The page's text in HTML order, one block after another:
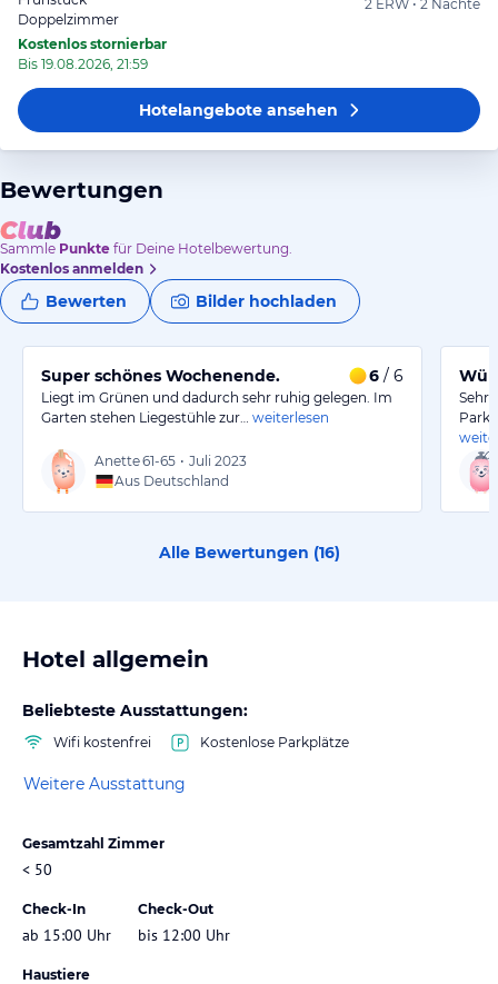
Doppelzimmer
Kostenlos stornierbar
Bis 19.08.2026, 21:59
2 ERW • 2 Nächte
Hotelangeboteansehen
Bewertungen
Sammle Punkte für Deine Hotelbewertung.
Kostenlos anmelden
Bewerten Bilder hochladen
Super schönes Wochenende. 6 / 6
Liegt im Grünen und dadurch sehr ruhig gelegen. Im
Garten stehen Liegestühle zur…
weiterlesen
Anette61-65 • Juli 2023
Aus Deutschland
Sehr
Alle Bewertungen (16)
Hotel allgemein
Beliebteste Ausstattungen:
Wifi kostenfrei Kostenlose Parkplätze
Weitere Ausstattung
Gesamtzahl Zimmer
< 50
Check-In
ab 15:00 Uhr
Check-Out
bis 12:00 Uhr
Haustiere